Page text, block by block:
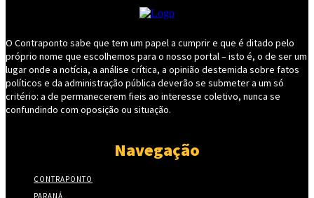
O Contraponto sabe que tem um papel a cumprir e que é ditado pelo
próprio nome que escolhemos para o nosso portal – isto é, o de ser um
lugar onde a notícia, a análise crítica, a opinião destemida sobre fatos
políticos e da administração pública deverão se submeter a um só
critério: a de permanecerem fieis ao interesse coletivo, nunca se
confundindo com oposição ou situação.
Navegação
CONTRAPONTO
PARANÁ